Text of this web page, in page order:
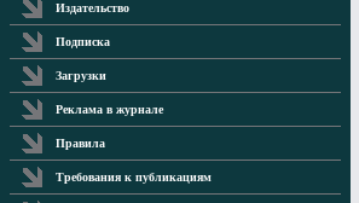
Издательство
Подписка
Загрузки
Реклама в журнале
Правила
Требования к публикациям